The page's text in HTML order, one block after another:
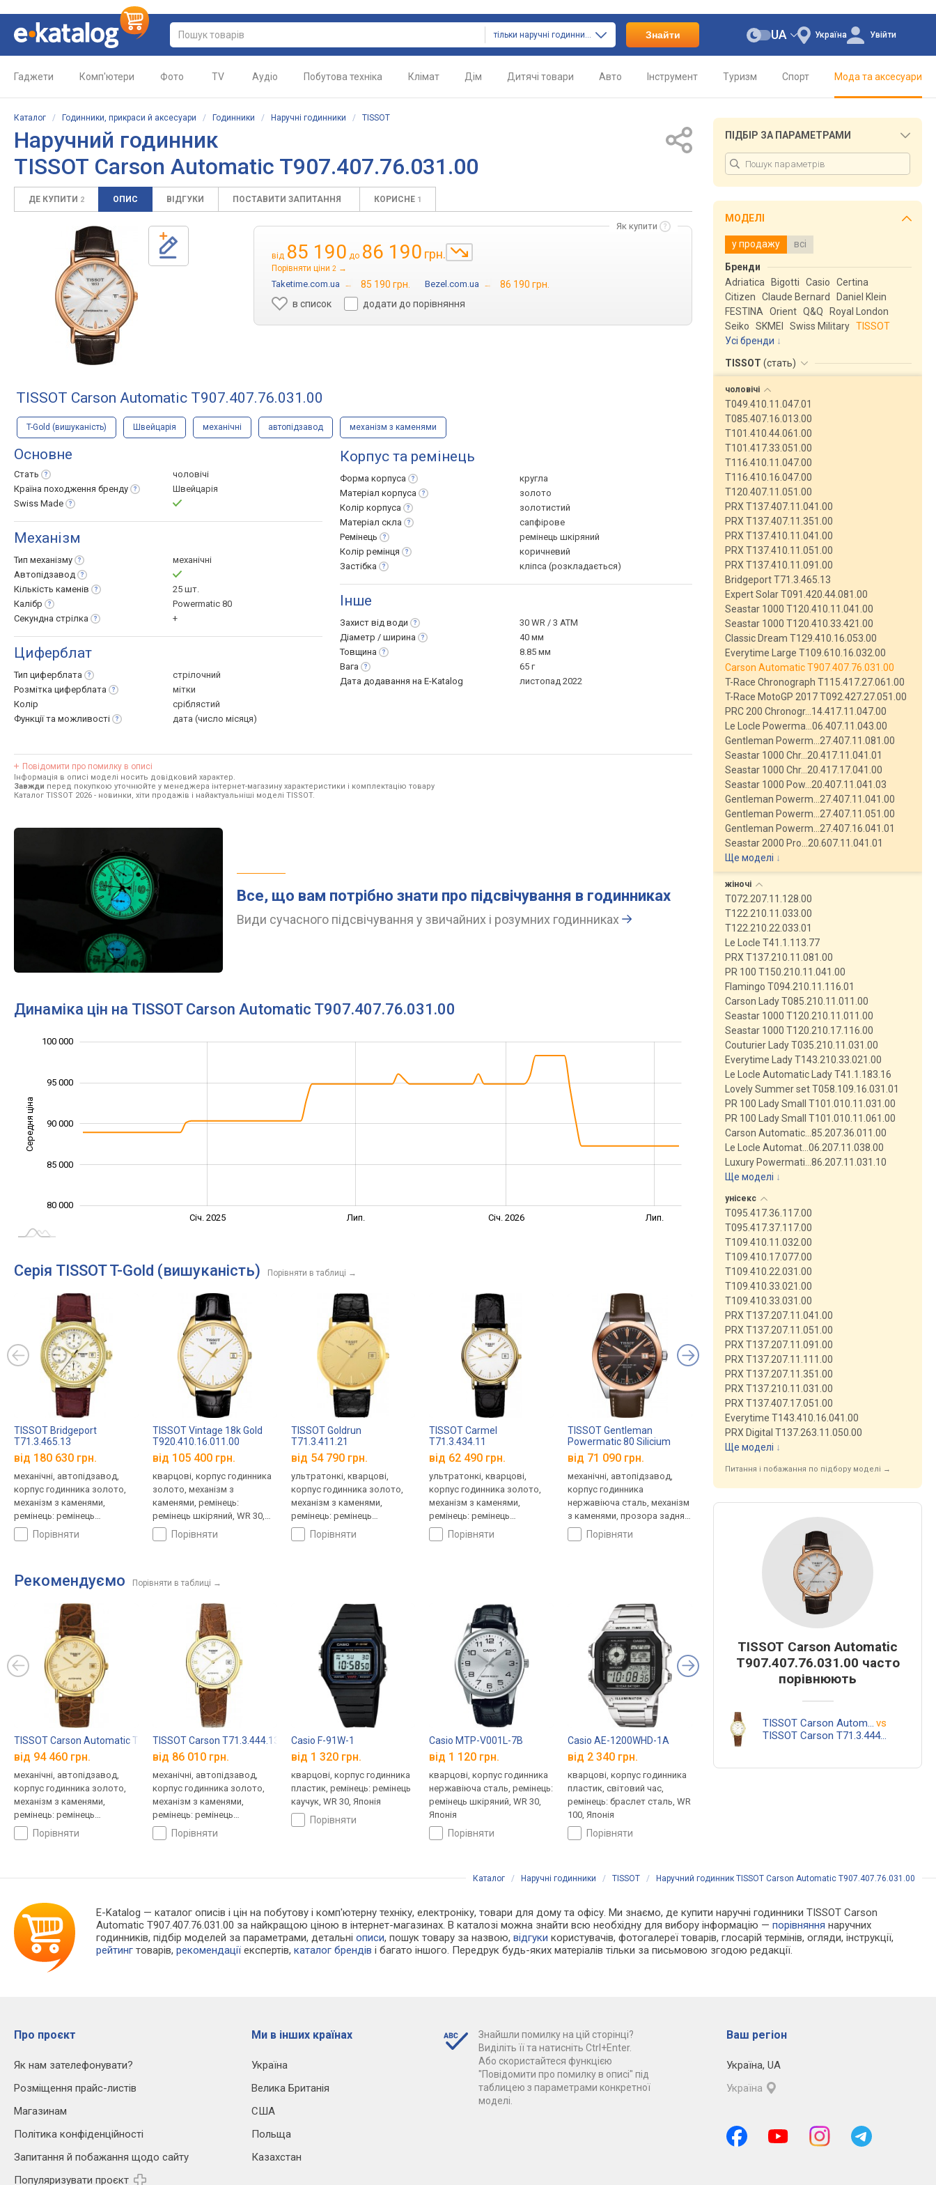
тільки наручні годинники Знайти Україна
UA Увійти
Гаджети Комп'ютери Фото TV Аудіо Побутова техніка Клімат Дім Дитячі товари Авто Інструмент Туризм Спорт Мода та аксесуари
Каталог / Годинники, прикраси й аксесуари / Годинники / Наручні годинники / TISSOT
Наручний годинник
TISSOT Carson Automatic T907.407.76.031.00
ДЕ КУПИТИ 2 ОПИС ВІДГУКИ ПОСТАВИТИ ЗАПИТАННЯ КОРИСНЕ 1
Як купити
від 85 190 до 86 190 грн.
Порівняти ціни 2 →
Taketime.com.ua → 85 190 грн. Bezel.com.ua →
86 190 грн.
в список
додати до порівняння
TISSOT Carson Automatic T907.407.76.031.00
T-Gold (вишуканість) Швейцарія механічні автопідзавод механізм з каменями
Основне
Стать
чоловічі
Країна походження бренду
Швейцарія
Swiss Made
Механізм
Тип механізму
механічні
Автопідзавод
Кількість каменів
25 шт.
Калібр
Powermatic 80
Секундна стрілка +
Циферблат
Тип циферблата
стрілочний
Розмітка циферблата
мітки
Колір
сріблястий
Функції та можливості дата (число місяця)
Корпус та ремінець
Форма корпуса
кругла
Матеріал корпуса
золото
Колір корпуса
золотистий
Матеріал скла
сапфірове
Ремінець
ремінець шкіряний
Колір ремінця
коричневий
Застібка
кліпса (розкладається)
Інше
Захист від води
30 WR / 3 ATM
Діаметр / ширина
40 мм
Товщина
8.85 мм
Вага
65 г
Дата додавання на E-Katalog
листопад 2022
Повідомити про помилку в описі
Інформація в описі моделі носить довідковий характер.
Завжди перед покупкою уточнюйте у менеджера інтернет-магазину характеристики і комплектацію товару
Каталог TISSOT 2026 - новинки, хіти продажів і найактуальніші моделі TISSOT.
Все, що вам потрібно знати про підсвічування в годинниках
Види сучасного підсвічування у звичайних і розумних годинниках
Динаміка цін на TISSOT Carson Automatic T907.407.76.031.00
Середня ціна 100 000
80 000
85 000
90 000
95 000
100 000
Січ. 2025 Лип. Січ. 2026 Лип.
Серія TISSOT T-Gold (вишуканість) Порівняти в таблиці →
TISSOT Bridgeport
T71.3.465.13
від 180 630 грн.
механічні, автопідзавод,
корпус годинника золото,
механізм з каменями,
ремінець: ремінець
шкіряний, WR 30, Швейцарія
порівняти
TISSOT Vintage 18k Gold
T920.410.16.011.00
від 105 400 грн.
кварцові, корпус годинника
золото, механізм з
каменями, ремінець:
ремінець шкіряний, WR 30,
Швейцаріяпорівняти
TISSOT Goldrun
T71.3.411.21
від 54 790 грн.
ультратонкі, кварцові,
корпус годинника золото,
механізм з каменями,
ремінець: ремінець
шкіряний, WR 30, Швейцарія
порівняти
TISSOT Carmel
T71.3.434.11
від 62 490 грн.
ультратонкі, кварцові,
корпус годинника золото,
механізм з каменями,
ремінець: ремінець
шкіряний, WR 30, Швейцарія
порівняти
TISSOT Gentleman
Powermatic 80 Silicium
Solid 18k Gold Bezel
T927.407.46.291.00
від 71 090 грн.
механічні, автопідзавод,
корпус годинника
нержавіюча сталь, механізм
з каменями, прозора задня
кришка, ремінець: ремінець
шкіряний, WR 50, Швейцарія
порівняти
TISSOT Carson
T71.3.444.13
корпус годинника золото,
механізм з каменями,
шкіряний, WR 30, Швейцарія
TISSOT Vintage
кварцові, корпус
золото, механізм з
каменями, ремінець:
Швейцарія
Рекомендуємо Порівняти в таблиці →
TISSOT Carson Automatic T71.3.430.23
від 94 460 грн.
механічні, автопідзавод,
корпус годинника золото,
механізм з каменями,
ремінець: ремінець
шкіряний, WR 30, Швейцарія
порівняти
TISSOT Carson T71.3.444.13
від 86 010 грн.
механічні, автопідзавод,
корпус годинника золото,
механізм з каменями,
ремінець: ремінець
шкіряний, WR 30, Швейцарія
порівняти
Casio F-91W-1
від 1 320 грн.
кварцові, корпус годинника
пластик, ремінець: ремінець
каучук, WR 30, Японія
порівняти
Casio MTP-V001L-7B
від 1 120 грн.
кварцові, корпус годинника
нержавіюча сталь, ремінець:
ремінець шкіряний, WR 30,
Японія
порівняти
Casio AE-1200WHD-1A
від 2 340 грн.
кварцові, корпус годинника
пластик, світовий час,
ремінець: браслет сталь, WR
100, Японія
порівняти
Casio G-Shock DW-5600E-1V Casio G-Shock GW-
ПІДБІР ЗА ПАРАМЕТРАМИ
МОДЕЛІ
у продажу всі
Бренди
Adriatica
Bigotti Casio
Certina
Citizen
Claude Bernard
Daniel Klein
FESTINA
Orient Q&Q
Royal London
Seiko
SKMEI Swiss Military TISSOT
Усі бренди
TISSOT (стать)
чоловічі
T049.410.11.047.01
T085.407.16.013.00
T101.410.44.061.00
T101.417.33.051.00
T116.410.11.047.00
T116.410.16.047.00
T120.407.11.051.00
PRX T137.407.11.041.00
PRX T137.407.11.351.00
PRX T137.410.11.041.00
PRX T137.410.11.051.00
PRX T137.410.11.091.00
Bridgeport T71.3.465.13
Expert Solar T091.420.44.081.00
Seastar 1000 T120.410.11.041.00
Seastar 1000 T120.410.33.421.00
Classic Dream T129.410.16.053.00
Everytime Large T109.610.16.032.00
Carson Automatic T907.407.76.031.00
T-Race Chronograph T115.417.27.061.00
T-Race MotoGP 2017 T092.427.27.051.00
PRC 200 Chronogr…14.417.11.047.00
Le Locle Powerma…06.407.11.043.00
Gentleman Powerm…27.407.11.081.00
Seastar 1000 Chr…20.417.11.041.01
Seastar 1000 Chr…20.417.17.041.00
Seastar 1000 Pow…20.407.11.041.03
Gentleman Powerm…27.407.11.041.00
Gentleman Powerm…27.407.11.051.00
Gentleman Powerm…27.407.16.041.01
Seastar 2000 Pro…20.607.11.041.01
Ще моделі ↓
жіночі
T072.207.11.128.00
T122.210.11.033.00
T122.210.22.033.01
Le Locle T41.1.113.77
PRX T137.210.11.081.00
PR 100 T150.210.11.041.00
Flamingo T094.210.11.116.01
Carson Lady T085.210.11.011.00
Seastar 1000 T120.210.11.011.00
Seastar 1000 T120.210.17.116.00
Couturier Lady T035.210.11.031.00
Everytime Lady T143.210.33.021.00
Le Locle Automatic Lady T41.1.183.16
Lovely Summer set T058.109.16.031.01
PR 100 Lady Small T101.010.11.031.00
PR 100 Lady Small T101.010.11.061.00
Carson Automatic…85.207.36.011.00
Le Locle Automat…06.207.11.038.00
Luxury Powermati…86.207.11.031.10
Ще моделі ↓
унісекс
T095.417.36.117.00
T095.417.37.117.00
T109.410.11.032.00
T109.410.17.077.00
T109.410.22.031.00
T109.410.33.021.00
T109.410.33.031.00
PRX T137.207.11.041.00
PRX T137.207.11.051.00
PRX T137.207.11.091.00
PRX T137.207.11.111.00
PRX T137.207.11.351.00
PRX T137.210.11.031.00
PRX T137.407.17.051.00
Everytime T143.410.16.041.00
PRX Digital T137.263.11.050.00
Ще моделі ↓
Питання і побажання по підбору моделі →
TISSOT Carson Automatic
T907.407.76.031.00 часто
порівнюють
TISSOT Carson Automatic T907.407.76.031.00 vs
TISSOT Carson T71.3.444.13
Каталог / Наручні годинники / TISSOT / Наручний годинник TISSOT Carson Automatic T907.407.76.031.00
E-Katalog — каталог описів і цін на побутову і комп'ютерну техніку, електроніку, товари для дому та офісу. Ми знаємо, де купити наручні годинники TISSOT Carson
Automatic T907.407.76.031.00 за найкращою ціною в інтернет-магазинах. В каталозі можна знайти всю необхідну для вибору інформацію —порівняння наручних
годинників, підбір моделей за параметрами, детальніописи, пошук товару за назвою,відгуки користувачів, фотогалереї товарів, глосарій термінів, огляди, інструкції,
рейтинг товарів,рекомендації експертів,каталог брендів і багато іншого. Передрук будь-яких матеріалів тільки за письмовою згодою редакції.
Про проєкт
Як нам зателефонувати?
Розміщення прайс-листів
Магазинам
Політика конфіденційності
Запитання й побажання щодо сайту
Популяризувати проєкт
Ми в інших країнах
Україна
Велика Британія
США
Польща
Казахстан
Знайшли помилку на цій сторінці?
Виділіть її та натисніть Ctrl+Enter.
Або скористайтеся функцією
"Повідомити про помилку в описі" під
таблицею з параметрами конкретної
моделі.
Ваш регіон
Україна, UA
Україна